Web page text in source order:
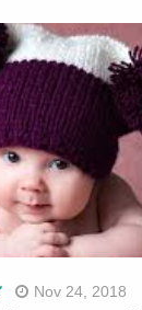
Nov 24, 2018